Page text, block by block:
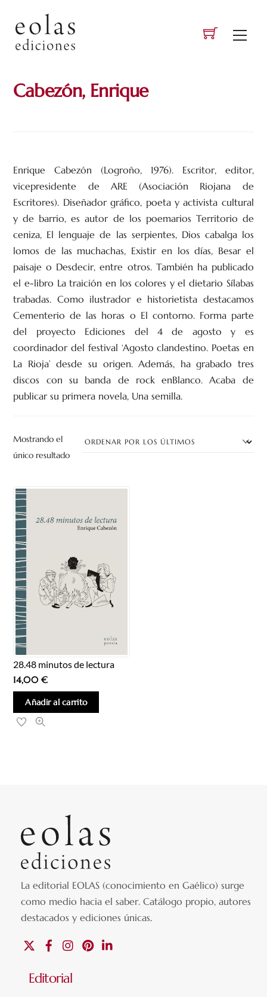
content
Cabezón, Enrique
Enrique Cabezón (Logroño, 1976). Escritor, editor,
vicepresidente de ARE (Asociación Riojana de
Escritores). Diseñador gráfico, poeta y activista cultural
y de barrio, es autor de los poemarios Territorio de
ceniza, El lenguaje de las serpientes, Dios cabalga los
lomos de las muchachas, Existir en los días, Besar el
paisaje o Desdecir, entre otros. También ha publicado
el e-libro La traición en los colores y el dietario Sílabas
trabadas. Como ilustrador e historietista destacamos
Cementerio de las horas o El contorno. Forma parte
del proyecto Ediciones del 4 de agosto y es
coordinador del festival ‘Agosto clandestino. Poetas en
La Rioja’ desde su origen. Además, ha grabado tres
discos con su banda de rock enBlanco. Acaba de
publicar su primera novela, Una semilla.
Mostrando el
único resultado
28.48 minutos de lectura
14,00€
Añadir al carrito
La editorial EOLAS (conocimiento en Gaélico) surge
como medio hacia el saber.Catálogo propio, autores
destacados y ediciones únicas.
FacebookInstagramPinterest
Editorial